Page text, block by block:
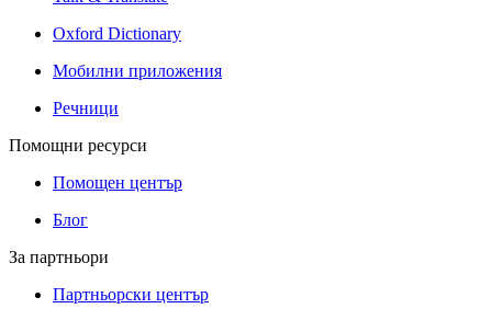
Oxford Dictionary
Мобилни приложения
Речници
Помощни ресурси
Помощен център
Блог
За партньори
Партньорски център